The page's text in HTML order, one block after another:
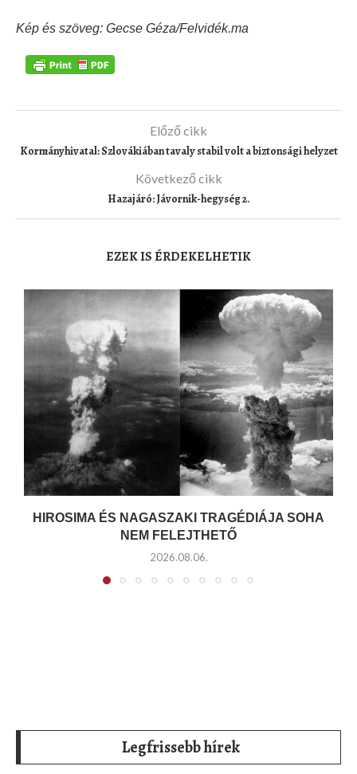
Kép és szöveg: Gecse Géza/Felvidék.ma
Előző cikk
Kormányhivatal: Szlovákiában tavaly stabil volt a biztonsági helyzet
Következő cikk
Hazajáró: Jávornik-hegység 2.
EZEK IS ÉRDEKELHETIK
HIROSIMA ÉS NAGASZAKI TRAGÉDIÁJA SOHA
NEM FELEJTHETŐ
2026.08.06.
Legfrissebb hírek